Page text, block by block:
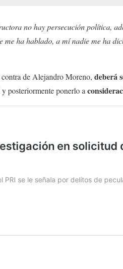
no hay persecución política,
ha hablado, a mí nadie me ha
contra de Alejandro Moreno, deberá
posteriormente ponerlo a